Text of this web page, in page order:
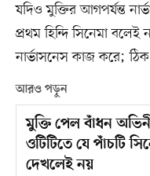
যদিও মুক্তির আগপর্যন্ত
প্রথম হিন্দি সিনেমা
নার্ভাসনেস কাজ করে;
আরও পড়ুন
মুক্তি পেল বাঁধন
ওটিটিতে যে পাঁচটি
দেখলেই নয়